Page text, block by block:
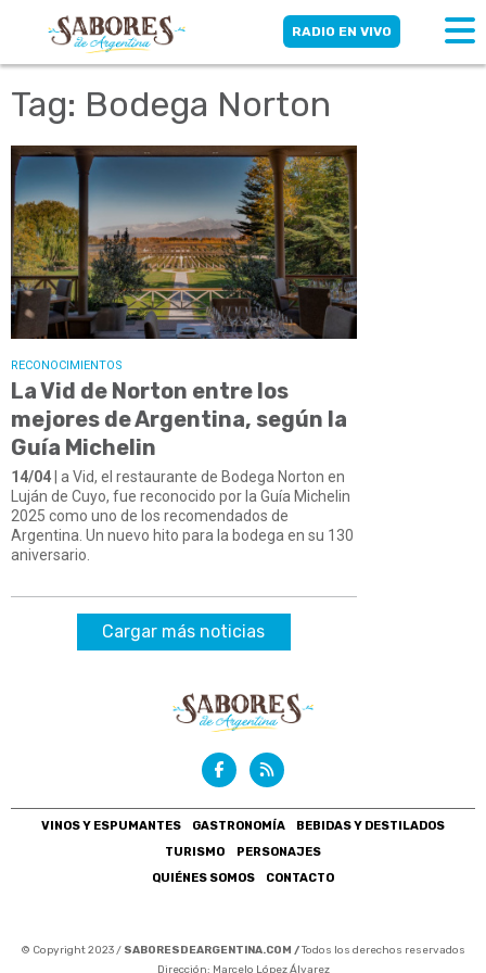
RADIO EN VIVO
Tag: Bodega Norton
RECONOCIMIENTOS
La Vid de Norton entre los
mejores de Argentina, según la
Guía Michelin
14/04 | a Vid, el restaurante de Bodega Norton en
Luján de Cuyo, fue reconocido por la Guía Michelin
2025 como uno de los recomendados de
Argentina. Un nuevo hito para la bodega en su 130
aniversario.
Cargar más noticias
VINOS Y ESPUMANTES GASTRONOMÍA
BEBIDAS Y DESTILADOS
TURISMO
PERSONAJES
QUIÉNES SOMOS
CONTACTO
© Copyright 2023 / SABORESDEARGENTINA.COM /Todos los derechos reservados
Dirección: Marcelo López Álvarez